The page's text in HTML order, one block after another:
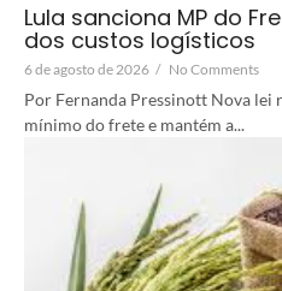
Lula sanciona MP do
dos custos logísticos
6 de agosto de 2026 / No Comments
Por Fernanda Pressinott Nova lei
mínimo do frete e mantém a...